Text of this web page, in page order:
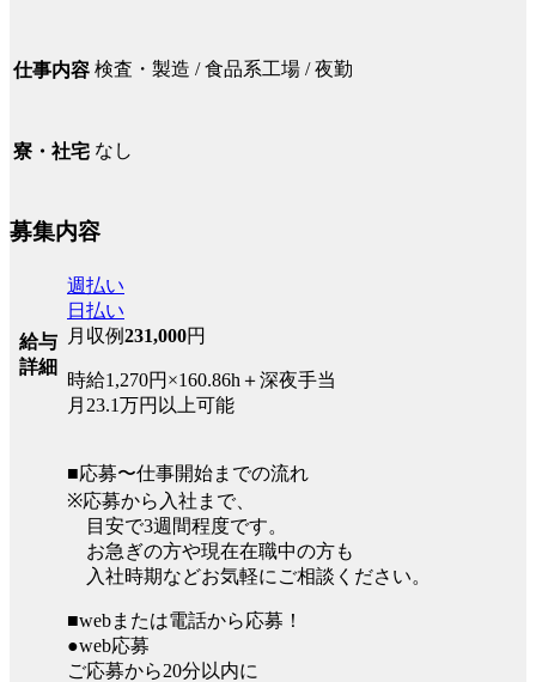
仕事内容 検査・製造 / 食品系工場 / 夜勤
寮・社宅 なし
募集内容
給与
詳細
週払い
日払い
月収例231,000円
時給1,270円×160.86h＋深夜手当
月23.1万円以上可能
■応募〜仕事開始までの流れ
※応募から入社まで、
目安で3週間程度です。
お急ぎの方や現在在職中の方も
入社時期などお気軽にご相談ください。
■webまたは電話から応募！
●web応募
ご応募から20分以内に